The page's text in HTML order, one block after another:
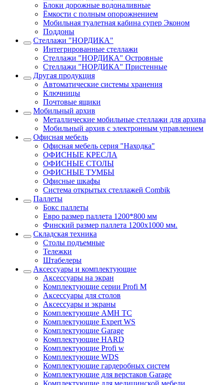
Блоки дорожные водоналивные
Ёмкости с полным опорожнением
Мобильная туалетная кабина супер Эконом
Поддоны
Стеллажи "НОРДИКА"
Интегрированные стеллажи
Стеллажи "НОРДИКА" Островные
Стеллажи "НОРДИКА" Пристенные
Другая продукция
Автоматические системы хранения
Ключницы
Почтовые ящики
Мобильный архив
Металлические мобильные стеллажи для архива
Мобильный архив с электронным управлением
Офисная мебель
Офисная мебель серия "Находка"
ОФИСНЫЕ КРЕСЛА
ОФИСНЫЕ СТОЛЫ
ОФИСНЫЕ ТУМБЫ
Офисные шкафы
Система открытых стеллажей Combik
Паллеты
Бокс паллеты
Евро размер паллета 1200*800 мм
Финский размер паллета 1200х1000 мм.
Складская техника
Столы подъемные
Тележки
Штабелеры
Аксессуары и комплектующие
Аксессуары на экран
Комплектующие серии Profi M
Аксессуары для столов
Аксессуары и экраны
Комплектующие AMH TC
Комплектующие Expert WS
Комплектующие Garage
Комплектующие HARD
Комплектующие Profi w
Комплектующие WDS
Комплектующие гардеробных систем
Комплектующие для верстаков Garage
Комплектующие для медицинской мебели